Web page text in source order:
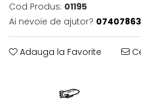
Electrovalve, bobine
Motor ventilator
Ventilatoare
Cod Produs: 01195
Ai nevoie de ajutor?
Adauga la Favorite